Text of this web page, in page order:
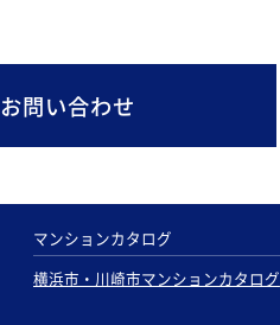
お問い合わせ
マンションカタログ
横浜市・川崎市マンションカタログ